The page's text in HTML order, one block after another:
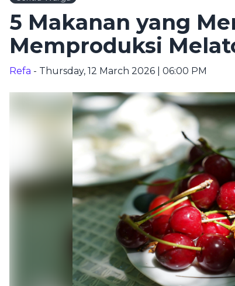
5 Makanan yang
Memproduksi
Refa - Thursday, 12 March 2026 | 06:00 PM